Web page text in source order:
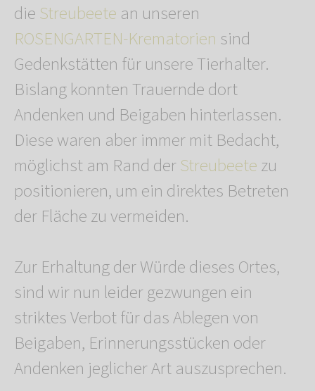
dieStreubeete an unseren
ROSENGARTEN-Krematorien sind
Gedenkstätten für unsere Tierhalter.
Bislang konnten Trauernde dort
Andenken und Beigaben hinterlassen.
Diese waren aber immer mit Bedacht,
möglichst am Rand derStreubeetezu
positionieren, um ein direktes Betreten
der Fläche zu vermeiden.
Zur Erhaltung der Würde dieses Ortes,
sind wir nun leider gezwungen ein
striktes Verbot für das Ablegen von
Beigaben, Erinnerungsstücken oder
Andenken jeglicher Art auszusprechen.